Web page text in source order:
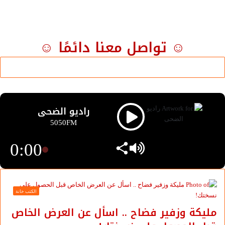
☺ تواصل معنا دائمًا ☺
راديو الضحى
5050FM
0:00
الكتب خانة
مليكة وزفير فضاح .. اسأل عن العرض الخاص